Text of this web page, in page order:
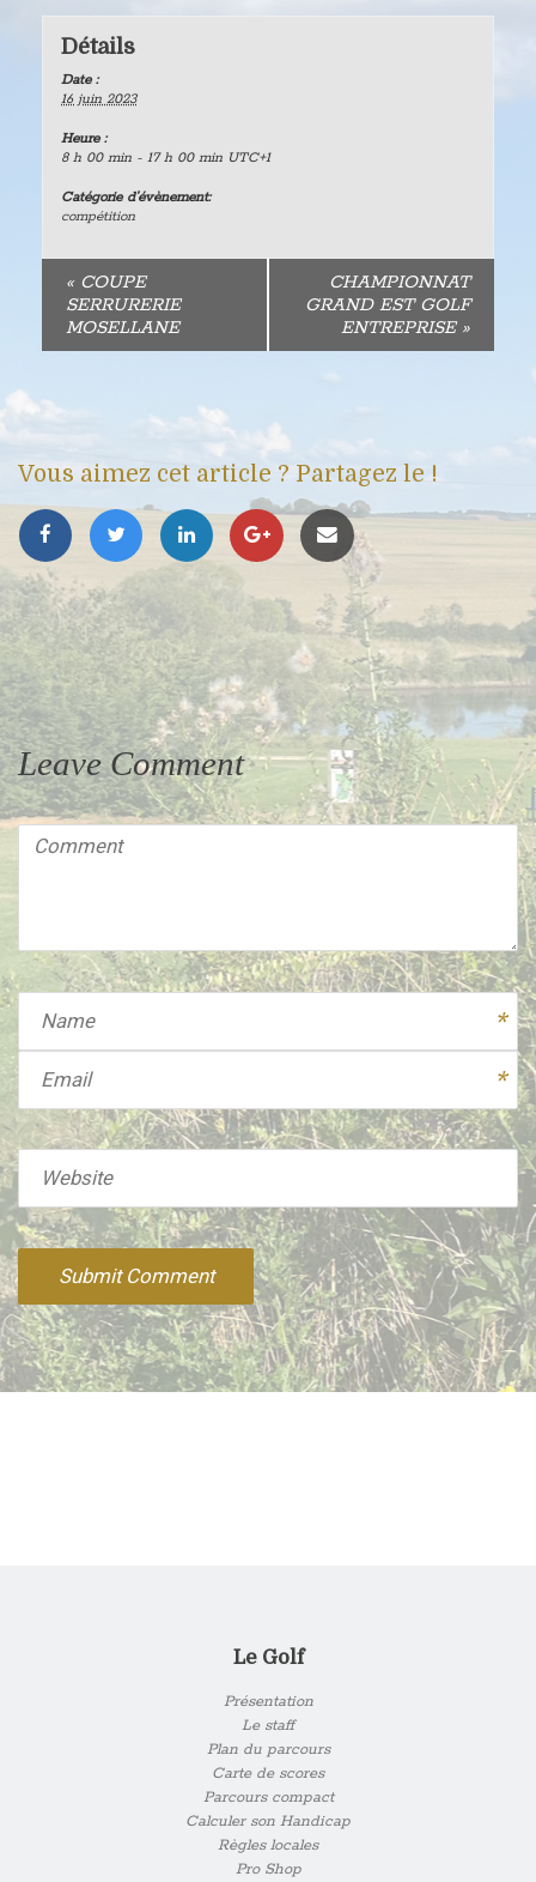
Détails
Date :
16 juin 2023
Heure :
8 h 00 min - 17 h 00 min UTC+1
Catégorie d’évènement:
compétition
«COUPE
SERRURERIE
MOSELLANE
CHAMPIONNAT
GRAND EST GOLF
ENTREPRISE »
Vous aimez cet article ? Partagez le !
Leave Comment
Comment
Website
Le Golf
Présentation
Le staff
Plan du parcours
Carte de scores
Parcours compact
Calculer son Handicap
Règles locales
Pro Shop